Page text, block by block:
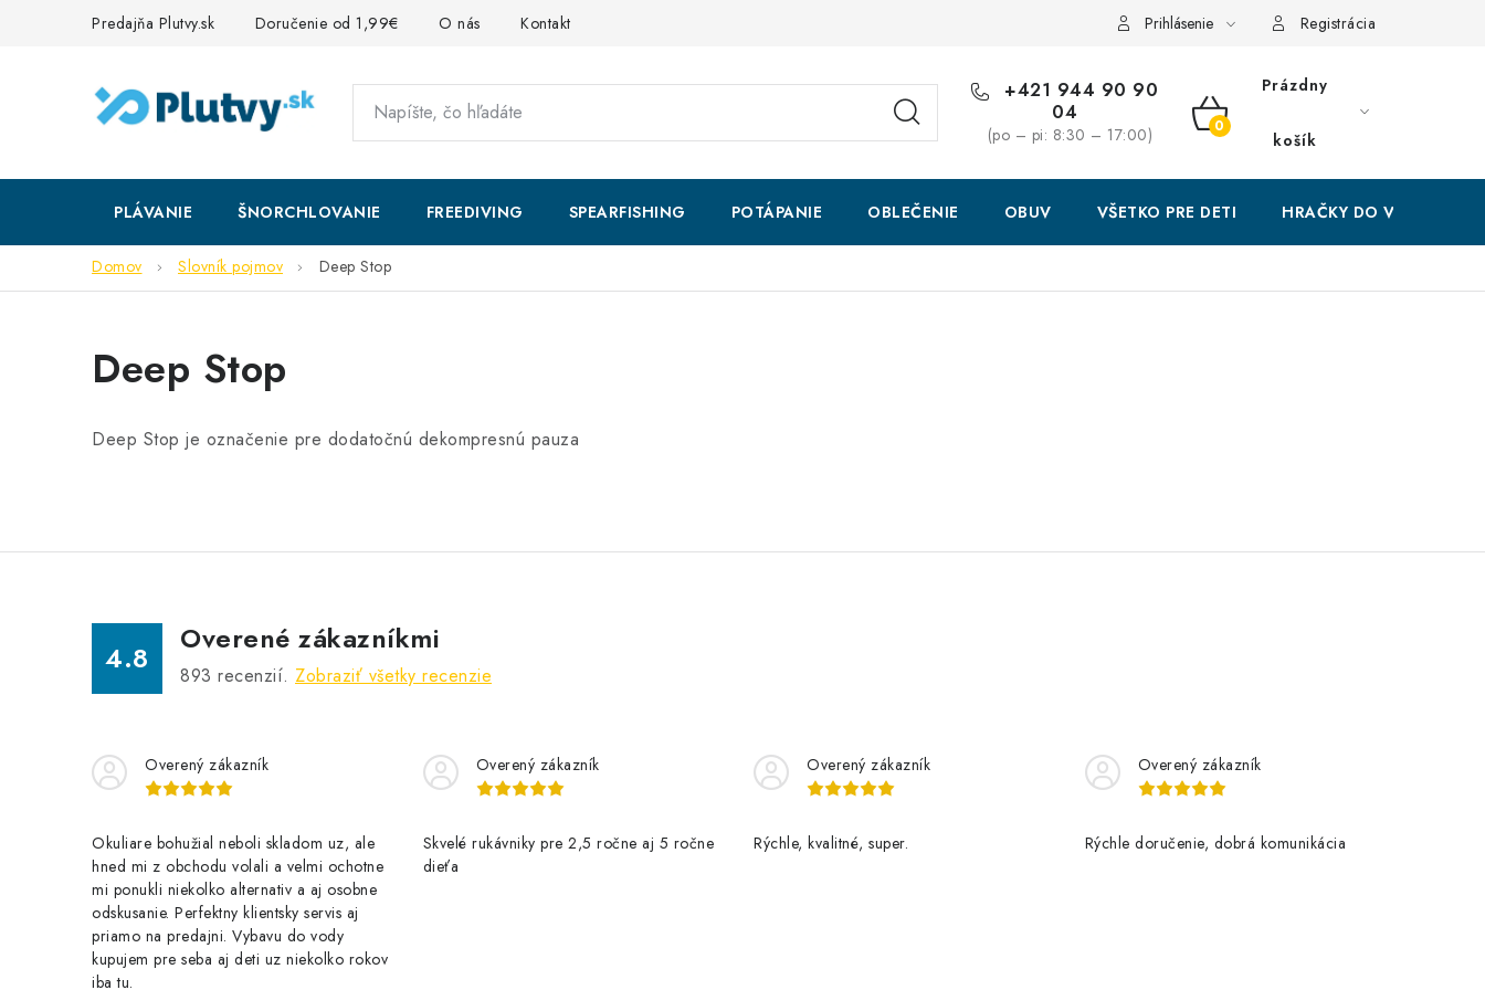
Predajňa Plutvy.sk Doručenie od 1,99€ O nás Kontakt Prihlásenie Registrácia
+421 944 90 90
04
(po – pi: 8:30 – 17:00)
NÁKUPNÝ
Prázdny
košík
PLÁVANIE ŠNORCHLOVANIE FREEDIVING SPEARFISHING POTÁPANIE OBLEČENIE OBUV VŠETKO PRE DETI HRAČKY DO VODY
Domov Slovník pojmov Deep Stop
Deep Stop
Deep Stop je označenie pre dodatočnú dekompresnú pauza
4.8
Overené zákazníkmi
893 recenzií. Zobraziť všetky recenzie
Overený zákazník
Okuliare bohužial neboli skladom uz, ale
hned mi z obchodu volali a velmi ochotne
mi ponukli niekolko alternativ a aj osobne
odskusanie. Perfektny klientsky servis aj
priamo na predajni. Vybavu do vody
kupujem pre seba aj deti uz niekolko rokov
iba tu.
Overený zákazník
Skvelé rukávniky pre 2,5 ročne aj 5 ročne
dieťa
Overený zákazník
Rýchle, kvalitné, super.
Overený zákazník
Rýchle doručenie, dobrá komunikácia